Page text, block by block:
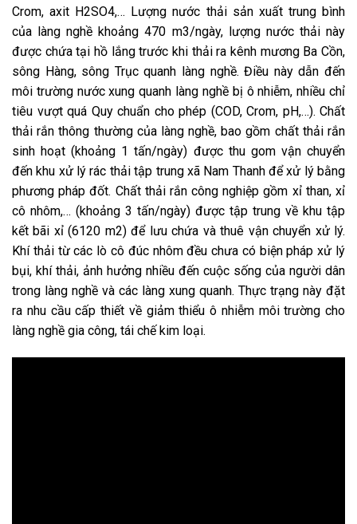
Crom, axit H2SO4,… Lượng nước thải sản xuất trung bình
của làng nghề khoảng 470 m3/ngày, lượng nước thải này
được chứa tại hồ lắng trước khi thải ra kênh mương Ba Cồn,
sông Hàng, sông Trục quanh làng nghề. Điều này dẫn đến
môi trường nước xung quanh làng nghề bị ô nhiễm, nhiều chỉ
tiêu vượt quá Quy chuẩn cho phép (COD, Crom, pH,…). Chất
thải rắn thông thường của làng nghề, bao gồm chất thải rắn
sinh hoạt (khoảng 1 tấn/ngày) được thu gom vận chuyển
đến khu xử lý rác thải tập trung xã Nam Thanh để xử lý bằng
phương pháp đốt. Chất thải rắn công nghiệp gồm xỉ than, xỉ
cô nhôm,… (khoảng 3 tấn/ngày) được tập trung về khu tập
kết bãi xỉ (6120 m2) để lưu chứa và thuê vận chuyển xử lý.
Khí thải từ các lò cô đúc nhôm đều chưa có biện pháp xử lý
bụi, khí thải, ảnh hưởng nhiều đến cuộc sống của người dân
trong làng nghề và các làng xung quanh. Thực trạng này đặt
ra nhu cầu cấp thiết về giảm thiểu ô nhiễm môi trường cho
làng nghề gia công, tái chế kim loại.